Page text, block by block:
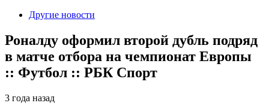
Другие новости
Роналду оформил второй дубль подряд
в матче отбора на чемпионат Европы
:: Футбол :: РБК Спорт
3 года назад